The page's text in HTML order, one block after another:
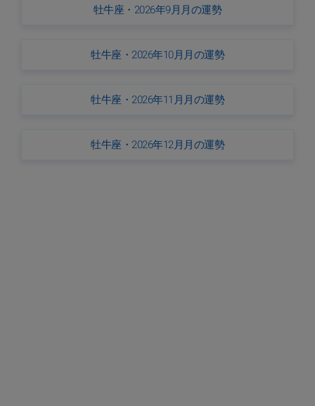
牡牛座・2026年9月月の運勢
牡牛座・2026年10月月の運勢
牡牛座・2026年11月月の運勢
牡牛座・2026年12月月の運勢